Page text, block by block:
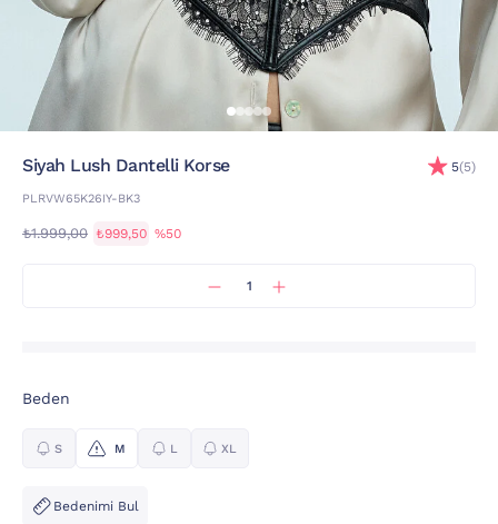
Siyah Lush Dantelli Korse
PLRVW65K26IY-BK3
5(5)
₺1.999,00 ₺999,50 %50
Beden
S M L XL
Bedenimi Bul